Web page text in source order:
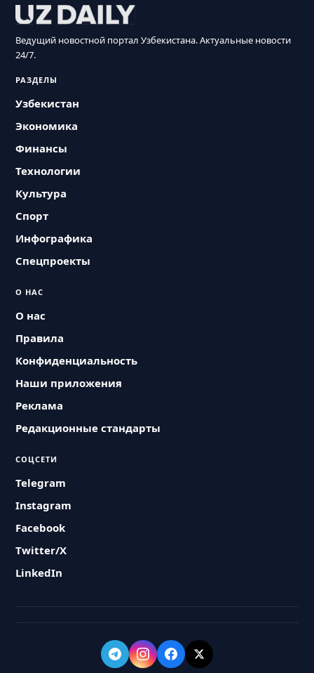
Ведущий новостной портал Узбекистана. Актуальные новости
24/7.
РАЗДЕЛЫ
Узбекистан
Экономика
Финансы
Технологии
Культура
Спорт
Инфографика
Спецпроекты
О НАС
О нас
Правила
Конфиденциальность
Наши приложения
Реклама
Редакционные стандарты
СОЦСЕТИ
Telegram
Instagram
Facebook
Twitter/X
LinkedIn